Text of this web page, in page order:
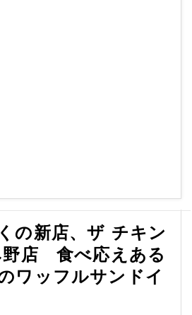
の新店、ザ チキン
野店 食べ応えある
ワッフルサンドイ